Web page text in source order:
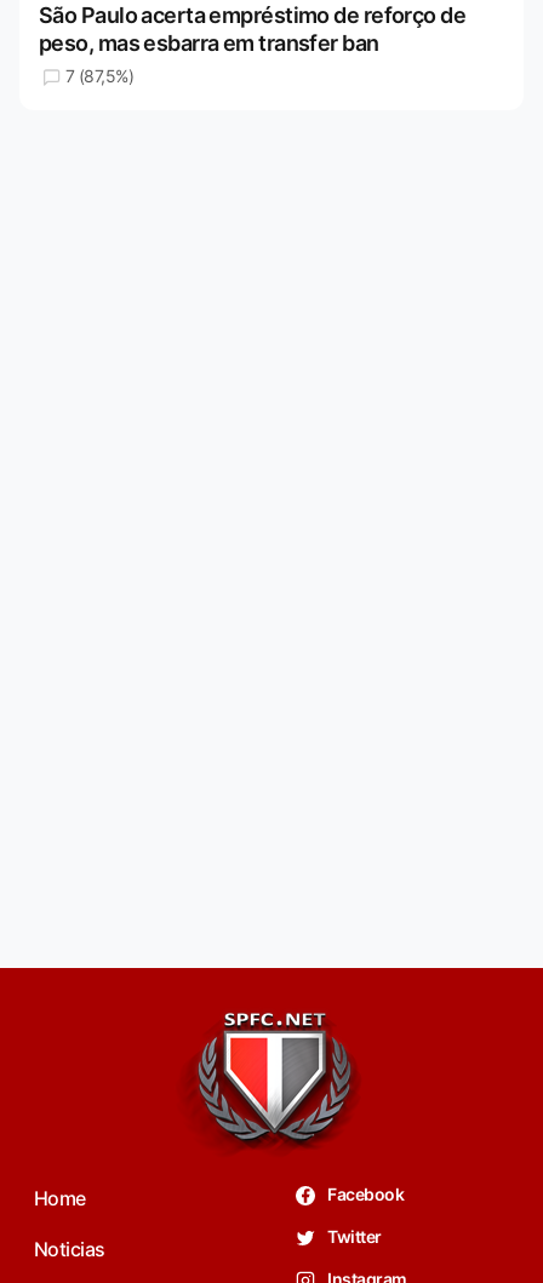
São Paulo acerta empréstimo de reforço de
peso, mas esbarra em transfer ban
7 (87,5%)
Home
Noticias
Facebook
Twitter
Instagram